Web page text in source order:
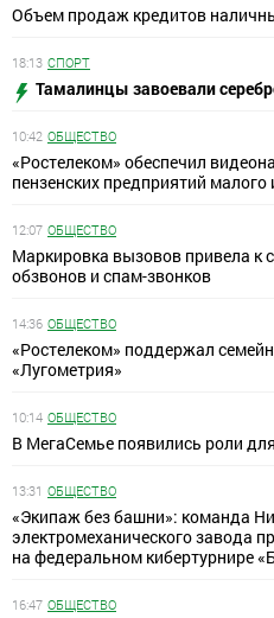
Объем продаж кредитов
18:13 СПОРТ
Тамалинцы завоевали
10:42 ОБЩЕСТВО
«Ростелеком» обеспечил
пензенских предприятий малого
12:07 ОБЩЕСТВО
Маркировка вызовов привела к
обзвонов и спам-звонков
14:36 ОБЩЕСТВО
«Ростелеком» поддержал
«Лугометрия»
10:14 ОБЩЕСТВО
В МегаСемье появились роли
13:31 ОБЩЕСТВО
«Экипаж без башни»: команда
электромеханического завода
на федеральном кибертурнире
16:47 ОБЩЕСТВО